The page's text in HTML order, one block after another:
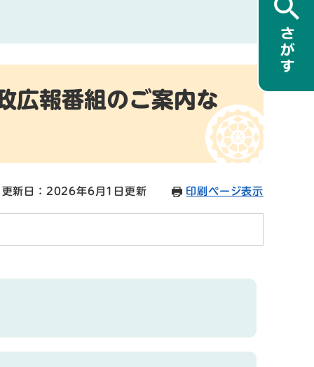
報番組のご案内な
更新日：2026年6月1日更新 印刷ページ表示